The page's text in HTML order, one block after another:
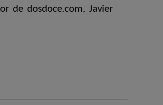
de dosdoce.com, Javier